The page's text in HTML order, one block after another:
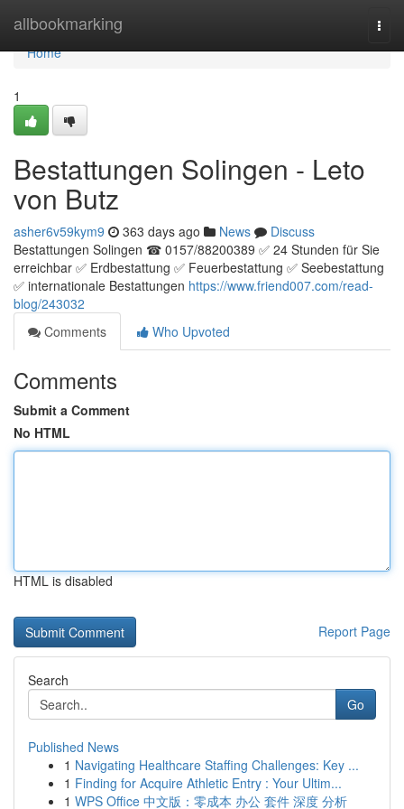
allbookmarking
Home
Home
1
Bestattungen Solingen - Leto
von Butz
asher6v59kym9 363 days ago News
Discuss
Bestattungen Solingen ☎ 0157/88200389 ✅ 24 Stunden für Sie
erreichbar ✅ Erdbestattung ✅ Feuerbestattung ✅ Seebestattung
✅ internationale Bestattungen https://www.friend007.com/read-
blog/243032
Comments
Who Upvoted
Comments
Submit a Comment
No HTML
HTML is disabled
Report Page
Search
Go
Published News
1 Navigating Healthcare Staffing Challenges: Key ...
1 Finding for Acquire Athletic Entry : Your Ultim...
1 WPS Office 中文版：零成本 办公 套件 深度 分析